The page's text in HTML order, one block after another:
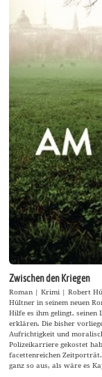
Zwischen den Kriegen
Roman | Krimi | Robert
Hültner in seinem neuen
Hilfe es ihm gelingt, seinen
erklären. Die bisher
Aufrichtigkeit und
Polizeikarriere gekostet
facettenreichen Zeitporträt.
ganz so aus, als wäre es